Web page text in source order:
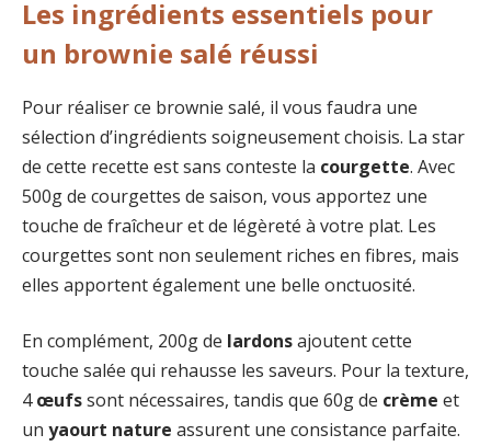
Les ingrédients essentiels pour
un brownie salé réussi
Pour réaliser ce brownie salé, il vous faudra une
sélection d’ingrédients soigneusement choisis. La star
de cette recette est sans conteste la courgette. Avec
500g de courgettes de saison, vous apportez une
touche de fraîcheur et de légèreté à votre plat. Les
courgettes sont non seulement riches en fibres, mais
elles apportent également une belle onctuosité.
En complément, 200g de lardonsajoutent cette
touche salée qui rehausse les saveurs. Pour la texture,
4œufssont nécessaires, tandis que 60g de crème et
un yaourt nature assurent une consistance parfaite.